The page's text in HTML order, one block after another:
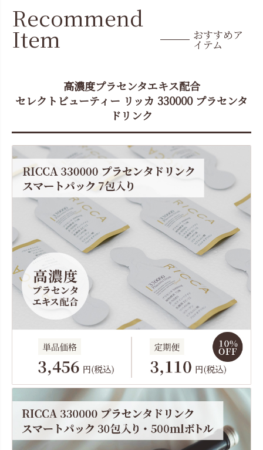
Recommend
Item おすすめア
イテム
高濃度プラセンタエキス配合
セレクトビューティー リッカ 330000 プラセンタ
ドリンク